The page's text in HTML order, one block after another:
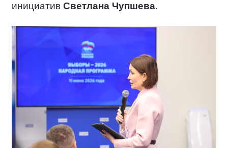
инициатив Светлана Чупшева.